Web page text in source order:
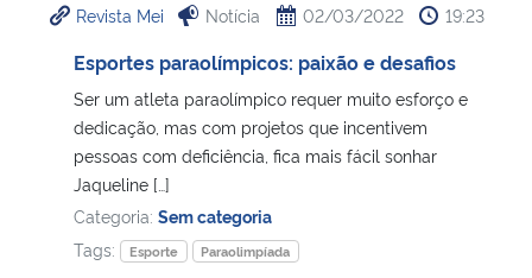
Ministério da Cidadania
Ministério da Saúde
Ministério de Minas e Energia
Ministério do Meio Ambiente
Revista Mei Notícia 02/03/2022 19:23
Esportes paraolímpicos: paixão e desafios
Ser um atleta paraolímpico requer muito esforço e
dedicação, mas com projetos que incentivem
pessoas com deficiência, fica mais fácil sonhar
Jaqueline […]
Categoria: Sem categoria
Tags:
Esporte Paraolimpíada